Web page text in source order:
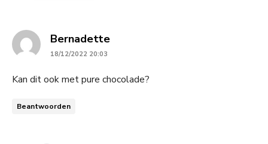
Bernadettesays:
18/12/2022 20:03
Kan dit ook met pure chocolade?
Beantwoorden